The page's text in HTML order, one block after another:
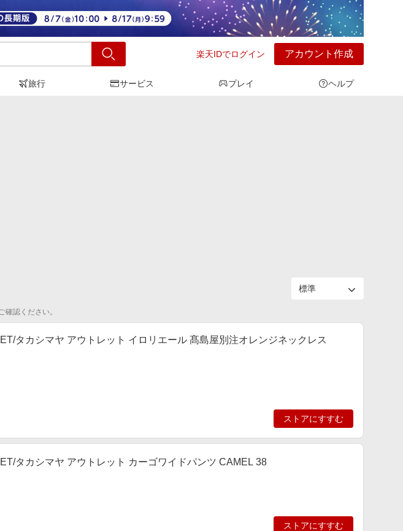
楽天IDでログイン アカウント作成
旅行 サービス プレイ ヘルプ
認ください。
タカシマヤ アウトレット イロリエール 髙島屋別注オレンジネックレス
ストアにすすむ
タカシマヤ アウトレット カーゴワイドパンツ CAMEL 38
ストアにすすむ